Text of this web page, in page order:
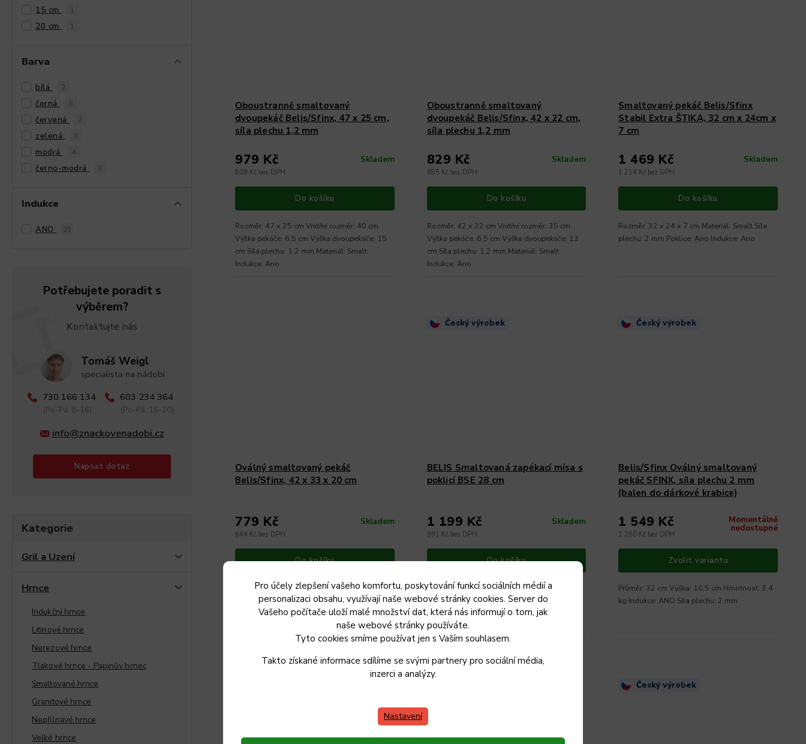
Pro účely zlepšení vašeho komfortu, poskytování funkcí sociálních médií a
personalizaci obsahu, využívají naše webové stránky cookies. Server do
Vašeho počítače uloží malé množství dat, která nás informují o tom, jak
naše webové stránky používáte.
Tyto cookies smíme používat jen s Vaším souhlasem.
Takto získané informace sdílíme se svými partnery pro sociální média,
inzerci a analýzy.
Nastavení
15 cm 1
20 cm 1
Barva
bílá 2
černá 8
červená 2
zelená 3
modrá 4
černo-modrá 3
Indukce
ANO 21
Potřebujete poradit s
výběrem?
Kontaktujte nás
Tomáš Weigl
specialista na nádobí
730 166 134
(Po-Pá, 8-16)
603 234 364
(Po-Pá, 16-20)
info@znackovenadobi.cz
Napsat dotaz
Kategorie
Gril a Uzení
Hrnce
Indukční hrnce
Litinové hrnce
Nerezové hrnce
Tlakové hrnce - Papinův hrnec
Smaltované hrnce
Granitové hrnce
Nepřilnavé hrnce
Velké hrnce
Oboustranně smaltovaný
dvoupekáč Belis/Sfinx, 47 x 25 cm,
síla plechu 1,2 mm
Skladem
809 Kč bez DPH
979 Kč
Do košíku
Rozměr: 47 x 25 cm Vnitřní rozměr: 40 cm
Výška pekáče: 6,5 cm Výška dvoupekáče: 15
cm Síla plechu: 1,2 mm Materiál: Smalt
Indukce: Ano
Oboustranně smaltovaný
dvoupekáč Belis/Sfinx, 42 x 22 cm,
síla plechu 1,2 mm
Skladem
685 Kč bez DPH
829 Kč
Do košíku
Rozměr: 42 x 22 cm Vnitřní rozměr: 35 cm
Výška pekáče: 6,5 cm Výška dvoupekáče: 13
cm Síla plechu: 1,2 mm Materiál: Smalt
Smaltovaný pekáč Belis/Sfinx
Stabil Extra ŠTIKA, 32 cm x 24cm x
7 cm
Skladem
1 214 Kč bez DPH
1 469 Kč
Do košíku
Rozměr: 32 x 24 x 7 cm Materiál: Smalt Síla
plechu: 2 mm Poklice: Ano Indukce: Ano
Oválný smaltovaný pekáč
Belis/Sfinx, 42 x 33 x 20 cm
Skladem
644 Kč bez DPH
779 Kč
Do košíku
Rozměr: 42 x 33 x 20 cm Výška: 20 cm
Materiál: Smalt Indukce: Ano VELKÝ PEKÁČ
NA VĚTŠÍ HUSU I MENŠÍ KRŮTU DO VÁHY
Český výrobek
BELIS Smaltovaná zapékací mísa s
poklicí BSE 28 cm
Skladem
991 Kč bez DPH
1 199 Kč
Do košíku
Průměr 28 cm Výška 8,5 cm Síla plechu 2 mm
Poklice ano
Český výrobek
Belis/Sfinx Oválný smaltovaný
pekáč SFINX, síla plechu 2 mm
(balen do dárkové krabice)
Momentálně
nedostupné
1 280 Kč bez DPH
1 549 Kč
Zvolit variantu
Průměr: 32 cm Výška: 10,5 cm Hmotnost: 3,4
Český výrobek